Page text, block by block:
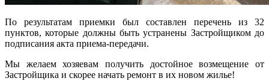
По результатам приемки был составлен перечень из 32
пунктов, которые должны быть устранены Застройщиком до
подписания акта приема-передачи.
Мы желаем хозяевам получить достойное возмещение от
Застройщика и скорее начать ремонт в их новом жилье!